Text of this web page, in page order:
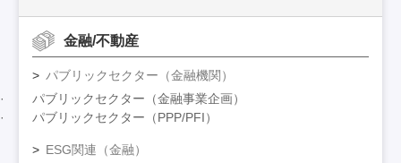
金融/不動産
パブリックセクター（金融機関）
パブリックセクター（金融事業企画）
パブリックセクター（PPP/PFI）
ESG関連（金融）